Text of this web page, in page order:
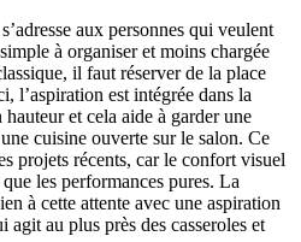
s’adresse aux personnes qui veulent
à organiser et moins chargée
il faut réserver de la place
l’aspiration est intégrée dans la
et cela aide à garder une
cuisine ouverte sur le salon. Ce
projets récents, car le confort visuel
les performances pures. La
à cette attente avec une aspiration
agit au plus près des casseroles et